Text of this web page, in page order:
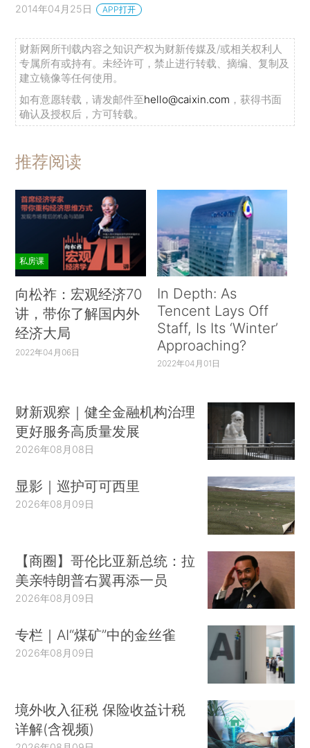
2014年04月25日 APP打开
财新网所刊载内容之知识产权为财新传媒及/或相关权利人
专属所有或持有。未经许可，禁止进行转载、摘编、复制及
建立镜像等任何使用。
如有意愿转载，请发邮件至hello@caixin.com ，获得书面
确认及授权后，方可转载。
推荐阅读
私房课
向松祚：宏观经济70
讲，带你了解国内外
经济大局
2022年04月06日
In Depth: As
Tencent Lays Off
Staff, Is Its ‘Winter’
Approaching?
2022年04月01日
财新观察｜健全金融机构治理
更好服务高质量发展
2026年08月08日
显影｜巡护可可西里
2026年08月09日
【商圈】哥伦比亚新总统：拉
美亲特朗普右翼再添一员
2026年08月09日
专栏｜AI“煤矿”中的金丝雀
2026年08月09日
境外收入征税 保险收益计税
详解(含视频)